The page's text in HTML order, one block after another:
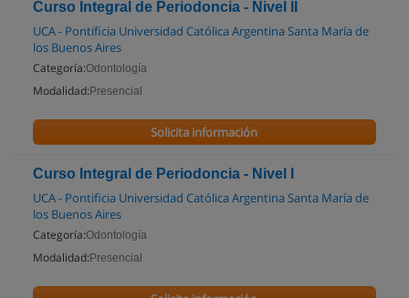
Curso Integral de Periodoncia - Nivel II
UCA - Pontificia Universidad Católica Argentina Santa María de
los Buenos Aires
Categoría:Odontología
Modalidad: Presencial
Solicita información
Curso Integral de Periodoncia - Nivel I
UCA - Pontificia Universidad Católica Argentina Santa María de
los Buenos Aires
Categoría:Odontología
Modalidad: Presencial